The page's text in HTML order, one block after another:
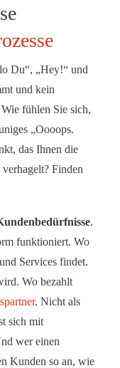
Du“, „Hey!“ und
und kein
fühlen Sie sich,
„Oooops.
das Ihnen die
Finden
.
funktioniert. Wo
Services findet.
Wo bezahlt
. Nicht als
sich mit
wer einen
Kunden so an, wie